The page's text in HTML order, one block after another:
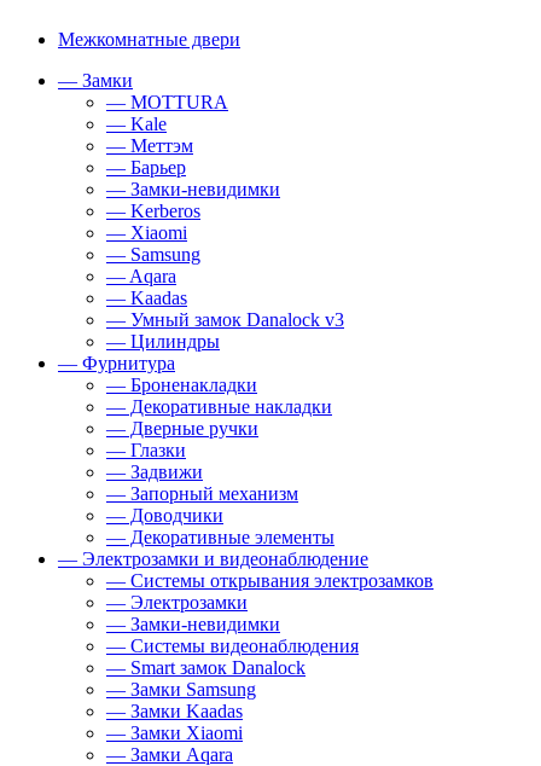
Межкомнатные двери
— Замки
— MOTTURA
— Kale
— Меттэм
— Барьер
— Замки-невидимки
— Kerberos
— Xiaomi
— Samsung
— Aqara
— Kaadas
— Умный замок Danalock v3
— Цилиндры
— Фурнитура
— Броненакладки
— Декоративные накладки
— Дверные ручки
— Глазки
— Задвижи
— Запорный механизм
— Доводчики
— Декоративные элементы
— Электрозамки и видеонаблюдение
— Системы открывания электрозамков
— Электрозамки
— Замки-невидимки
— Системы видеонаблюдения
— Smart замок Danalock
— Замки Samsung
— Замки Kaadas
— Замки Xiaomi
— Замки Aqara